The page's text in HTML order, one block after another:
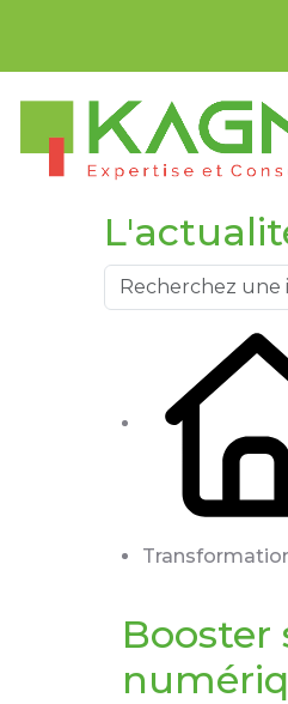
Booster